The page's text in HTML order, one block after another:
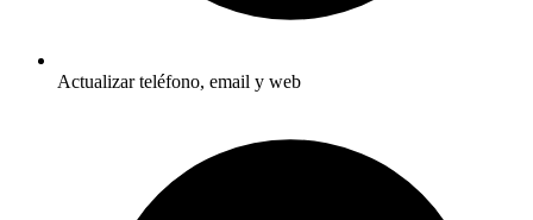
Actualizar teléfono, email y web